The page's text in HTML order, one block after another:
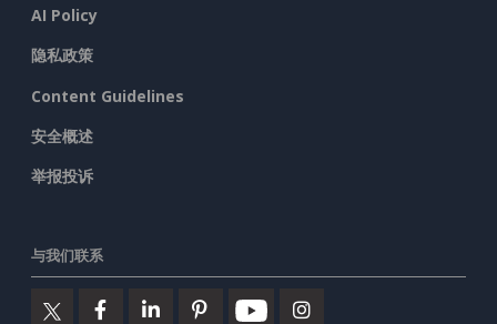
AI Policy
隐私政策
Content Guidelines
安全概述
举报投诉
与我们联系